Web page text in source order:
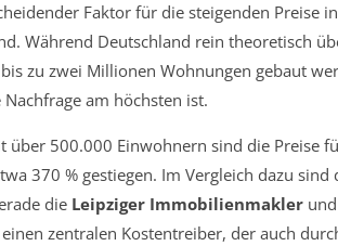
Faktor für die steigenden Preise
Während Deutschland rein theoretisch
zu zwei Millionen Wohnungen gebaut
am höchsten ist.
über 500.000 Einwohnern sind die Preise
370 % gestiegen. Im Vergleich dazu
die Leipziger Immobilienmakler
zentralen Kostentreiber, der auch